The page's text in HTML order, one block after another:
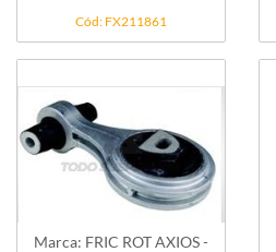
Cód: FX211861
Marca: FRIC ROT AXIOS -